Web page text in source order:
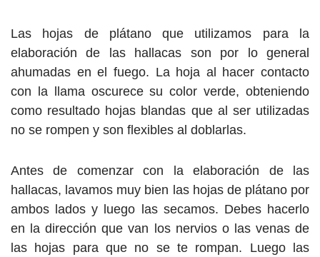
Las hojas de plátano que utilizamos para la
elaboración de las hallacas son por lo general
ahumadas en el fuego. La hoja al hacer contacto
con la llama oscurece su color verde, obteniendo
como resultado hojas blandas que al ser utilizadas
no se rompen y son flexibles al doblarlas.
Antes de comenzar con la elaboración de las
hallacas, lavamos muy bien las hojas de plátano por
ambos lados y luego las secamos. Debes hacerlo
en la dirección que van los nervios o las venas de
las hojas para que no se te rompan. Luego las